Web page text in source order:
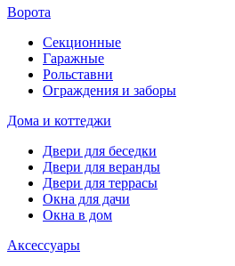
Ворота
Секционные
Гаражные
Рольставни
Ограждения и заборы
Дома и коттеджи
Двери для беседки
Двери для веранды
Двери для террасы
Окна для дачи
Окна в дом
Аксессуары